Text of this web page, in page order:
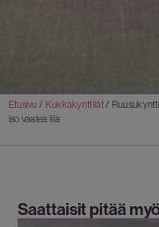
Etusivu / Kukkakynttilät/
iso vaalea lila
Saattaisit pitää